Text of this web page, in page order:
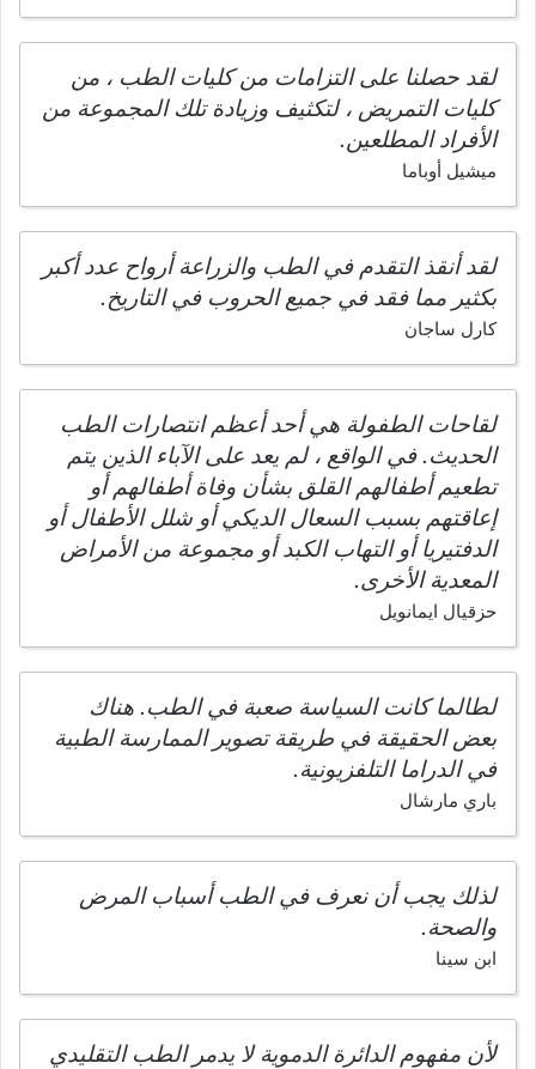
لقد حصلنا على التزامات من كليات الطب ، من
كليات التمريض ، لتكثيف وزيادة تلك المجموعة من
الأفراد المطلعين.
ميشيل أوباما
لقد أنقذ التقدم في الطب والزراعة أرواح عدد أكبر
بكثير مما فقد في جميع الحروب في التاريخ.
كارل ساجان
لقاحات الطفولة هي أحد أعظم انتصارات الطب
الحديث. في الواقع ، لم يعد على الآباء الذين يتم
تطعيم أطفالهم القلق بشأن وفاة أطفالهم أو
إعاقتهم بسبب السعال الديكي أو شلل الأطفال أو
الدفتيريا أو التهاب الكبد أو مجموعة من الأمراض
المعدية الأخرى.
حزقيال ايمانويل
لطالما كانت السياسة صعبة في الطب. هناك
بعض الحقيقة في طريقة تصوير الممارسة الطبية
في الدراما التلفزيونية.
باري مارشال
لذلك يجب أن نعرف في الطب أسباب المرض
والصحة.
ابن سينا
لأن مفهوم الدائرة الدموية لا يدمر الطب التقليدي